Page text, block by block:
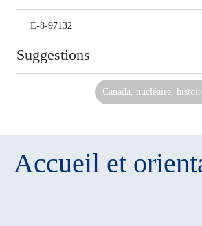
E-8-97132
Suggestions
Canada, nucléaire,
Accueil et